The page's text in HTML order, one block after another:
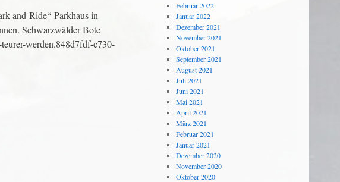
and-Ride“-Parkhaus in
Schwarzwälder Bote
werden.848d7fdf-c730-
Februar 2022
Januar 2022
Dezember 2021
November 2021
Oktober 2021
September 2021
August 2021
Juli 2021
Juni 2021
Mai 2021
April 2021
März 2021
Februar 2021
Januar 2021
Dezember 2020
November 2020
Oktober 2020